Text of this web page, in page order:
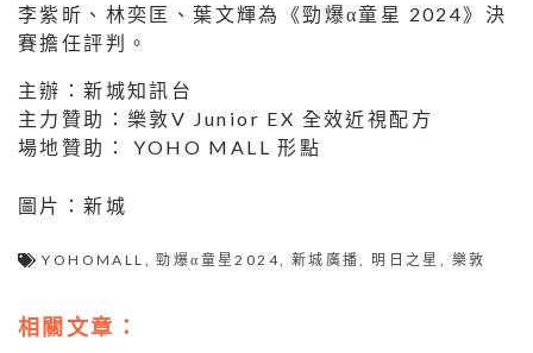
李紫昕、林奕匡、葉文輝為《勁爆α童星 2024》決
賽擔任評判。
主辦：新城知訊台
主力贊助：樂敦V Junior EX 全效近視配方
場地贊助： YOHO MALL 形點
圖片：新城
YOHOMALL ,勁爆α童星2024 新城廣播 明日之星 樂敦
相關文章：